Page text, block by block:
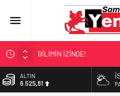
BİLİMİN İZİNDE!
TIR’A ‘ZEHİR’ BASKINI!
FECİ SON!
ALTIN
6.525,81